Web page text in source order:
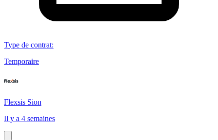
Type de contrat:
Temporaire
Flexsis Sion
Il y a 4 semaines